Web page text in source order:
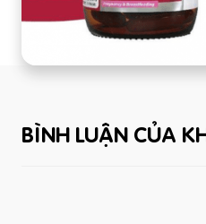
BÌNH LUẬN CỦA